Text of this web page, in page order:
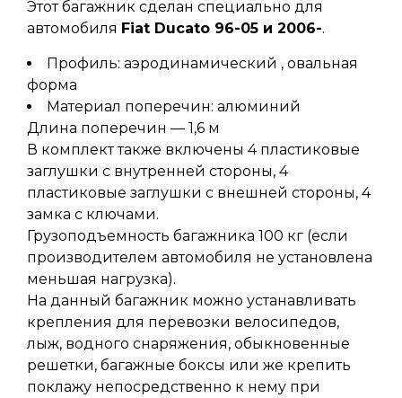
Этот багажник сделан специально для
автомобиля Fiat Ducato 96-05 и 2006-.
Профиль: аэродинамический , овальная
форма
Материал поперечин: алюминий
Длина поперечин — 1,6 м
В комплект также включены 4 пластиковые
заглушки с внутренней стороны, 4
пластиковые заглушки с внешней стороны, 4
замка с ключами.
Грузоподъемность багажника 100 кг (если
производителем автомобиля не установлена
меньшая нагрузка).
На данный багажник можно устанавливать
крепления для перевозки велосипедов,
лыж, водного снаряжения, обыкновенные
решетки, багажные боксы или же крепить
поклажу непосредственно к нему при